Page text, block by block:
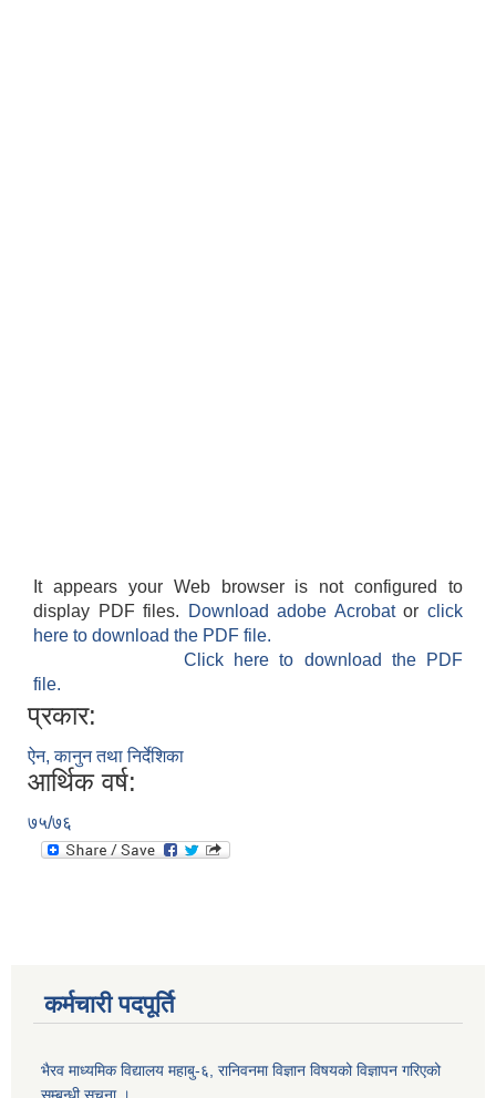
It appears your Web browser is not configured to
display PDF files.
Download adobe Acrobatorclick
here to download the PDF file.
Click here to download the PDF
file.
प्रकार:
ऐन, कानुन तथा निर्देशिका
आर्थिक वर्ष:
७५/७६
कर्मचारी पदपूर्ति
भैरव माध्यमिक विद्यालय महाबु-६, रानिवनमा विज्ञान विषयको विज्ञापन गरिएको